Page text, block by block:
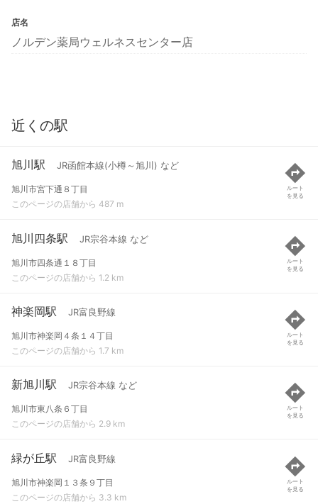
店名
ノルデン薬局ウェルネスセンター店
近くの駅
旭川駅 JR函館本線(小樽～旭川) など
旭川市宮下通８丁目
このページの店舗から 487 m
ルート
を見る
旭川四条駅 JR宗谷本線 など
旭川市四条通１８丁目
このページの店舗から 1.2 km
ルート
を見る
神楽岡駅 JR富良野線
旭川市神楽岡４条１４丁目
このページの店舗から 1.7 km
ルート
を見る
新旭川駅 JR宗谷本線 など
旭川市東八条６丁目
このページの店舗から 2.9 km
ルート
を見る
緑が丘駅 JR富良野線
旭川市神楽岡１３条９丁目
このページの店舗から 3.3 km
ルート
を見る